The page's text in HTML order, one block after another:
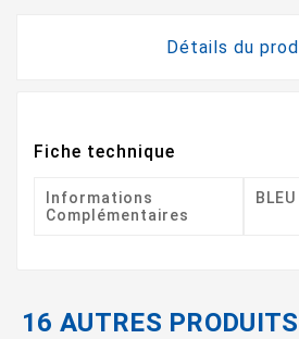
Détails du
Fiche technique
Informations
Complémentaires
BLEU
16 AUTRES